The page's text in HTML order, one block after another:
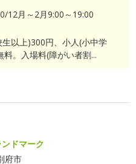
12月～2月9:00～19:00
以上)300円、小人(小中学
。入場料(障がい者割...
ドマーク
府市